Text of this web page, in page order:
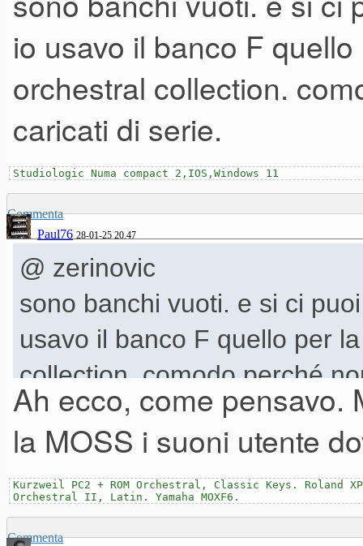
memorizzarci i suoni utente?
io usavo il banco F
orchestral collection.
caricati di serie.
Studiologic Numa compact 2,IOS,Windows 11
Commenta
Paul76 28-01-25 20.47
@ zerinovic
sono banchi vuoti. e si ci
usavo il banco F quello per
collection. comodo perché
Ah ecco, come pensavo.
la MOSS i suoni utente
Kurzweil PC2 + ROM Orchestral, Classic Keys. Roland
Orchestral II, Latin. Yamaha MOXF6.
Commenta